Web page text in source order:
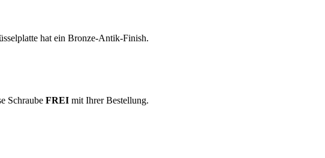
hat ein Bronze-Antik-Finish.
Schraube FREI mit Ihrer Bestellung.